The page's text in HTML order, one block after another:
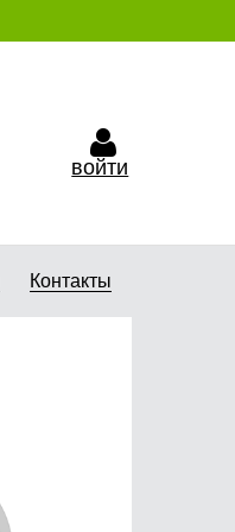
войти
Контакты